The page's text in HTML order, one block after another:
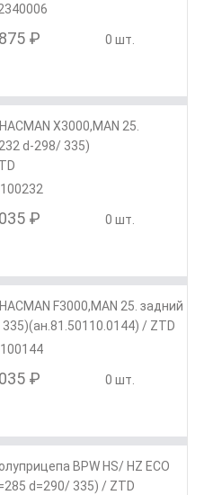
₽ 0 шт.
Х3000,MAN 25.
d-298/ 335)
₽ 0 шт.
F3000,MAN 25. задний
/ ZTD
₽ 0 шт.
BPW HS/ HZ ECO
d=290/ 335) / ZTD